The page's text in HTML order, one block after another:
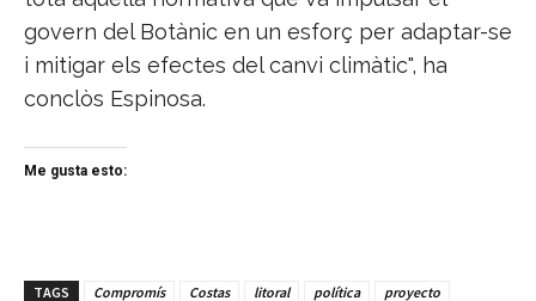
govern del Botànic en un esforç per adaptar-se
i mitigar els efectes del canvi climàtic", ha
conclòs Espinosa.
Me gusta esto:
TAGS Compromís Costas litoral política proyecto